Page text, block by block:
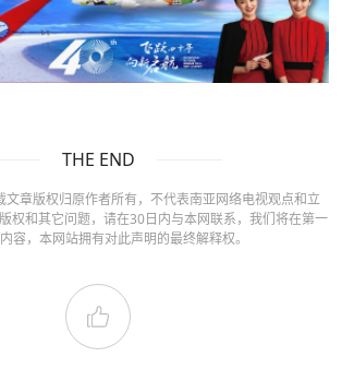
THE END
文章版权归原作者所有，不代表南亚网络电视观点和立
权和其它问题，请在30日内与本网联系，我们将在第一
容，本网站拥有对此声明的最终解释权。